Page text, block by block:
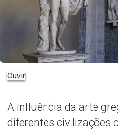
Ouvir
A influência da arte
diferentes civilizações